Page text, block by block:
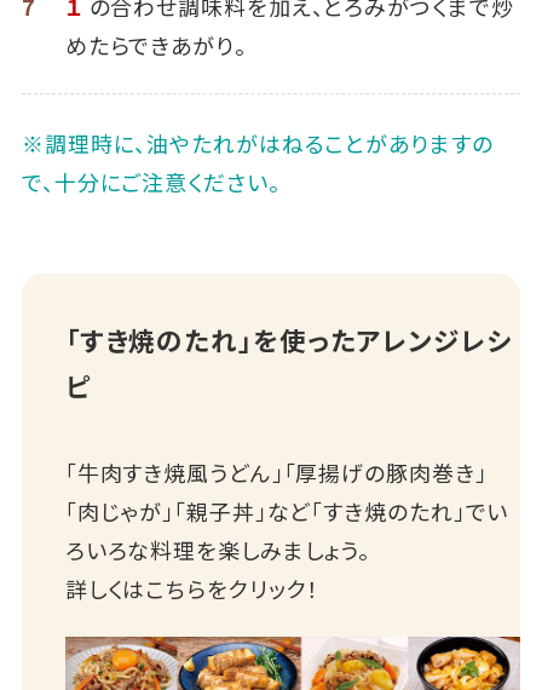
めたらできあがり。
※調理時に、油やたれがはねることがありますの
で、十分にご注意ください。
「すき焼のたれ」を使ったアレンジレシ
ピ
「牛肉すき焼風うどん」「厚揚げの豚肉巻き」
「肉じゃが」「親子丼」など「すき焼のたれ」でい
ろいろな料理を楽しみましょう。
詳しくはこちらをクリック！